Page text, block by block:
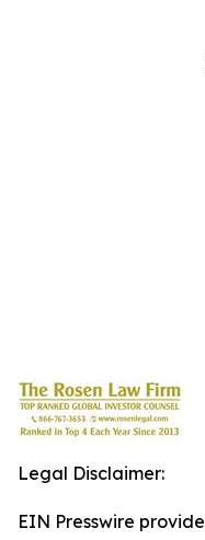
Legal Disclaimer:
EIN Presswire